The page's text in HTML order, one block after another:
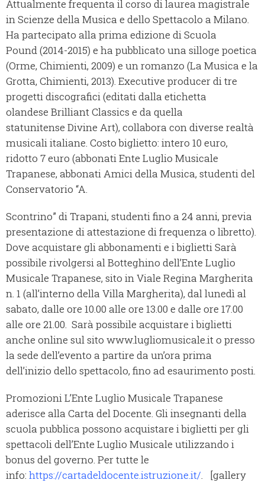
Attualmente frequenta il corso di laurea magistrale
in Scienze della Musica e dello Spettacolo a Milano.
Ha partecipato alla prima edizione di Scuola
Pound (2014-2015) e ha pubblicato una silloge poetica
(Orme, Chimienti, 2009) e un romanzo (La Musica e la
Grotta, Chimienti, 2013). Executive producer di tre
progetti discografici (editati dalla etichetta
olandese Brilliant Classics e da quella
statunitense Divine Art), collabora con diverse realtà
musicali italiane. Costo biglietto: intero 10 euro,
ridotto 7 euro (abbonati Ente Luglio Musicale
Trapanese, abbonati Amici della Musica, studenti del
Conservatorio “A.
Scontrino” di Trapani, studenti fino a 24 anni, previa
presentazione di attestazione di frequenza o libretto).
Dove acquistare gli abbonamenti e i biglietti Sarà
possibile rivolgersi al Botteghino dell’Ente Luglio
Musicale Trapanese, sito in Viale Regina Margherita
n. 1 (all’interno della Villa Margherita), dal lunedì al
sabato, dalle ore 10.00 alle ore 13.00 e dalle ore 17.00
alle ore 21.00. Sarà possibile acquistare i biglietti
anche online sul sito www.lugliomusicale.it o presso
la sede dell’evento a partire da un’ora prima
dell’inizio dello spettacolo, fino ad esaurimento posti.
Promozioni L’Ente Luglio Musicale Trapanese
aderisce alla Carta del Docente. Gli insegnanti della
scuola pubblica possono acquistare i biglietti per gli
spettacoli dell’Ente Luglio Musicale utilizzando i
bonus del governo. Per tutte le
info: https://cartadeldocente.istruzione.it/. [gallery